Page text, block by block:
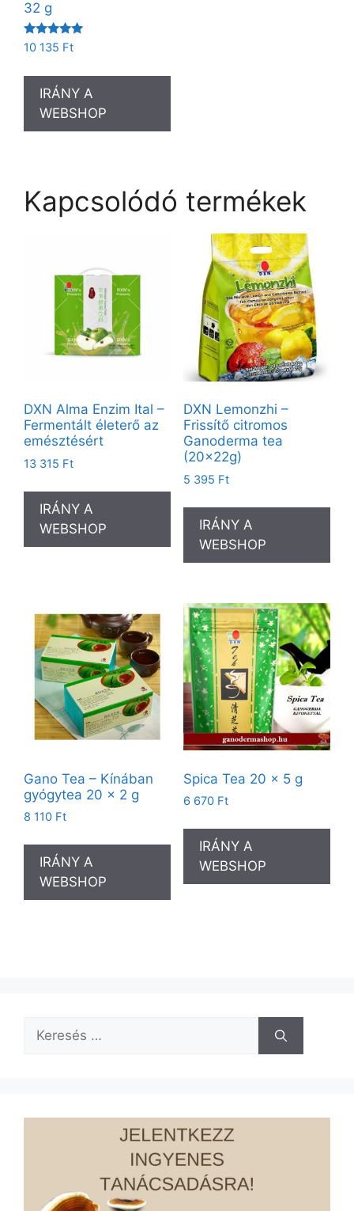
32 g
Értékelés:
10 135 Ft
IRÁNY A
WEBSHOP
Kapcsolódó termékek
DXN Alma Enzim Ital –
Fermentált életerő az
emésztésért
13 315 Ft
IRÁNY A
WEBSHOP
DXN Lemonzhi –
Frissítő citromos
Ganoderma tea
(20x22g)
5 395 Ft
IRÁNY A
WEBSHOP
Gano Tea – Kínában
gyógytea 20 x 2 g
8 110 Ft
IRÁNY A
WEBSHOP
Spica Tea 20 x 5 g
6 670 Ft
IRÁNY A
WEBSHOP
Keresés: